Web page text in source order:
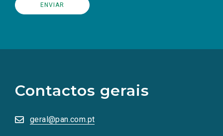
Contactos gerais
geral@pan.com.pt
redes
sociais
numa
nova